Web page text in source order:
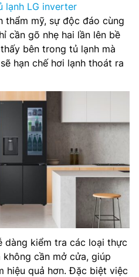
lạnh LG inverter
thẩm mỹ, sự độc đáo cùng
cần gõ nhẹ hai lần lên bề
bên trong tủ lạnh mà
hạn chế hơi lạnh thoát ra
dàng kiểm tra các loại thực
cần mở cửa, giúp
hiệu quả hơn. Đặc biệt việc